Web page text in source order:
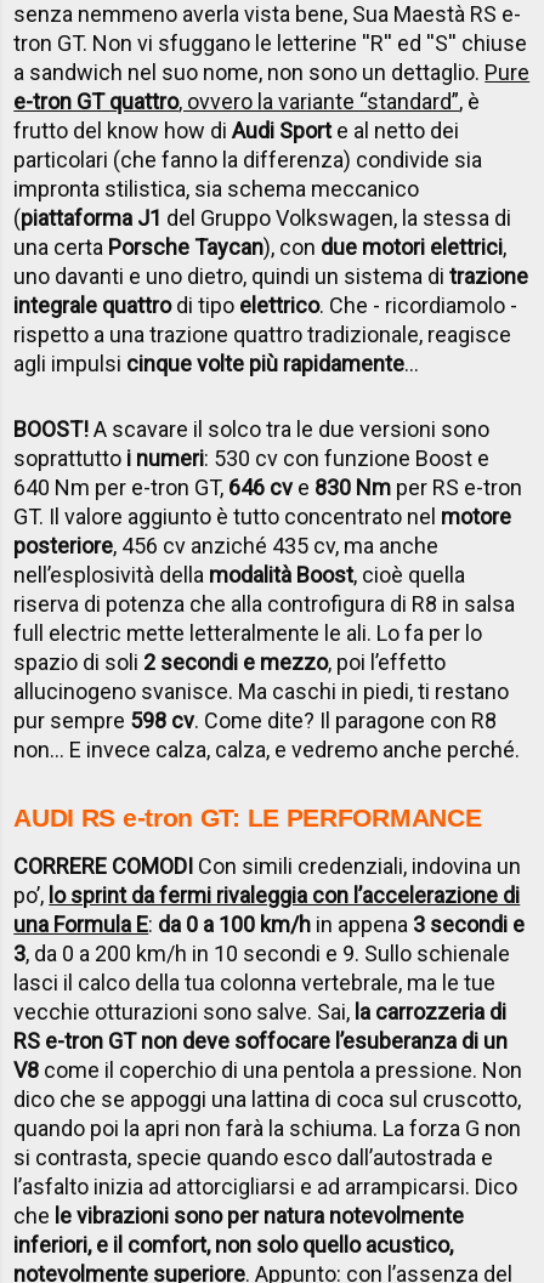
senza nemmeno averla vista bene, Sua Maestà RS e-
tron GT. Non vi sfuggano le letterine ''R'' ed ''S'' chiuse
a sandwich nel suo nome, non sono un dettaglio. Pure
e-tron GT quattro, ovvero la variante “standard”, è
frutto del know how diAudi Sporte al netto dei
particolari (che fanno la differenza) condivide sia
impronta stilistica, sia schema meccanico
(piattaforma J1 del Gruppo Volkswagen, la stessa di
una certa Porsche Taycan), con due motori elettrici,
uno davanti e uno dietro, quindi un sistema ditrazione
integrale quattrodi tipo elettrico. Che - ricordiamolo -
rispetto a una trazione quattro tradizionale, reagisce
agli impulsi cinque volte più rapidamente…
BOOST!A scavare il solco tra le due versioni sono
soprattutto i numeri: 530 cv con funzione Boost e
640 Nm per e-tron GT, 646 cve 830 Nm per RS e-tron
GT. Il valore aggiunto è tutto concentrato nel motore
posteriore, 456 cv anziché 435 cv, ma anche
nell’esplosività della modalità Boost, cioè quella
riserva di potenza che alla controfigura di R8 in salsa
full electric mette letteralmente le ali. Lo fa per lo
spazio di soli 2 secondi e mezzo, poi l’effetto
allucinogeno svanisce. Ma caschi in piedi, ti restano
pur sempre 598 cv. Come dite? Il paragone con R8
non… E invece calza, calza, e vedremo anche perché.
AUDI RS e-tron GT: LE PERFORMANCE
CORRERE COMODI Con simili credenziali, indovina un
po’, lo sprint da fermi rivaleggia con l’accelerazione di
una Formula E: da 0 a 100 km/h in appena 3 secondi e
3, da 0 a 200 km/h in 10 secondi e 9. Sullo schienale
lasci il calco della tua colonna vertebrale, ma le tue
vecchie otturazioni sono salve. Sai, la carrozzeria di
RS e-tron GT non deve soffocare l’esuberanza di un
V8 come il coperchio di una pentola a pressione. Non
dico che se appoggi una lattina di coca sul cruscotto,
quando poi la apri non farà la schiuma. La forza G non
si contrasta, specie quando esco dall’autostrada e
l’asfalto inizia ad attorcigliarsi e ad arrampicarsi. Dico
che le vibrazioni sono per natura notevolmente
inferiori, e il comfort, non solo quello acustico,
notevolmente superiore. Appunto: con l’assenza del